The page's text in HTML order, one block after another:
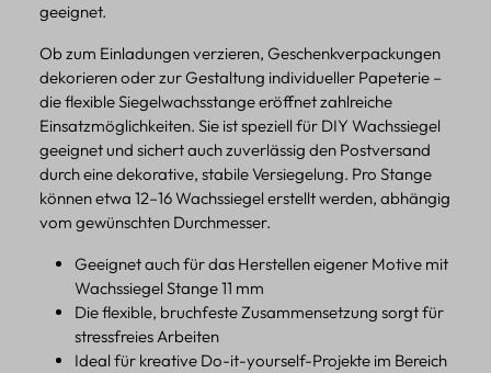
geeignet.
Ob zum Einladungen verzieren, Geschenkverpackungen
dekorieren oder zur Gestaltung individueller Papeterie –
die flexible Siegelwachsstange eröffnet zahlreiche
Einsatzmöglichkeiten. Sie ist speziell für DIY Wachssiegel
geeignet und sichert auch zuverlässig den Postversand
durch eine dekorative, stabile Versiegelung. Pro Stange
können etwa 12–16 Wachssiegel erstellt werden, abhängig
vom gewünschten Durchmesser.
Geeignet auch für das Herstellen eigener Motive mit
Wachssiegel Stange 11 mm
Die flexible, bruchfeste Zusammensetzung sorgt für
stressfreies Arbeiten
Ideal für kreative Do-it-yourself-Projekte im Bereich